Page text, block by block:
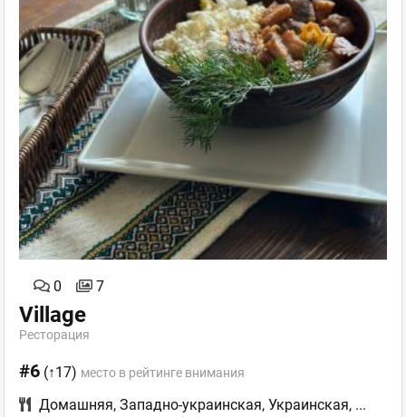
0 7
Village
Ресторация
#6 (↑17) место в рейтинге внимания
Домашняя, Западно-украинская, Украинская, ...